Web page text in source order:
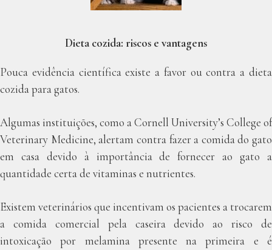
Dieta cozida: riscos e vantagens
Pouca evidência científica existe a favor ou contra a dieta
cozida para gatos.
Algumas instituições, como a Cornell University’s College of
Veterinary Medicine, alertam contra fazer a comida do gato
em casa devido à importância de fornecer ao gato a
quantidade certa de vitaminas e nutrientes.
Existem veterinários que incentivam os pacientes a trocarem
a comida comercial pela caseira devido ao risco de
intoxicação por melamina presente na primeira e é